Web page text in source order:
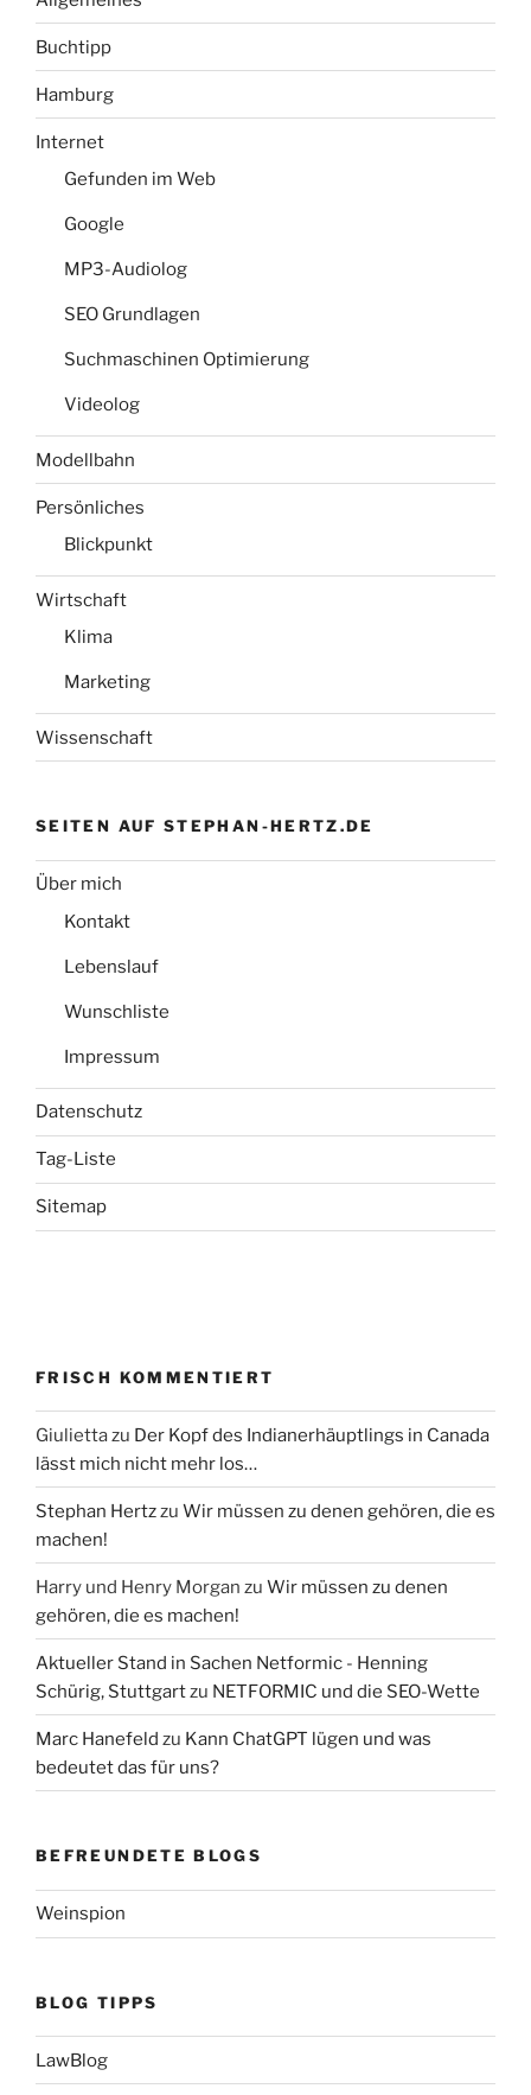
Buchtipp
Hamburg
Internet
Gefunden im Web
Google
MP3-Audiolog
SEO Grundlagen
Suchmaschinen Optimierung
Videolog
Modellbahn
Persönliches
Blickpunkt
Wirtschaft
Klima
Marketing
Wissenschaft
SEITEN AUF STEPHAN-HERTZ.DE
Über mich
Kontakt
Lebenslauf
Wunschliste
Impressum
Datenschutz
Tag-Liste
Sitemap
FRISCH KOMMENTIERT
Giuliettazu Der Kopf des Indianerhäuptlings in Canada
lässt mich nicht mehr los…
Stephan Hertzzu Wir müssen zu denen gehören, die es
machen!
Harry und Henry Morgan zu Wir müssen zu denen
gehören, die es machen!
Aktueller Stand in Sachen Netformic - Henning
Schürig, Stuttgartzu NETFORMIC und die SEO-Wette
Marc Hanefeld zu Kann ChatGPT lügen und was
bedeutet das für uns?
BEFREUNDETE BLOGS
Weinspion
BLOG TIPPS
LawBlog